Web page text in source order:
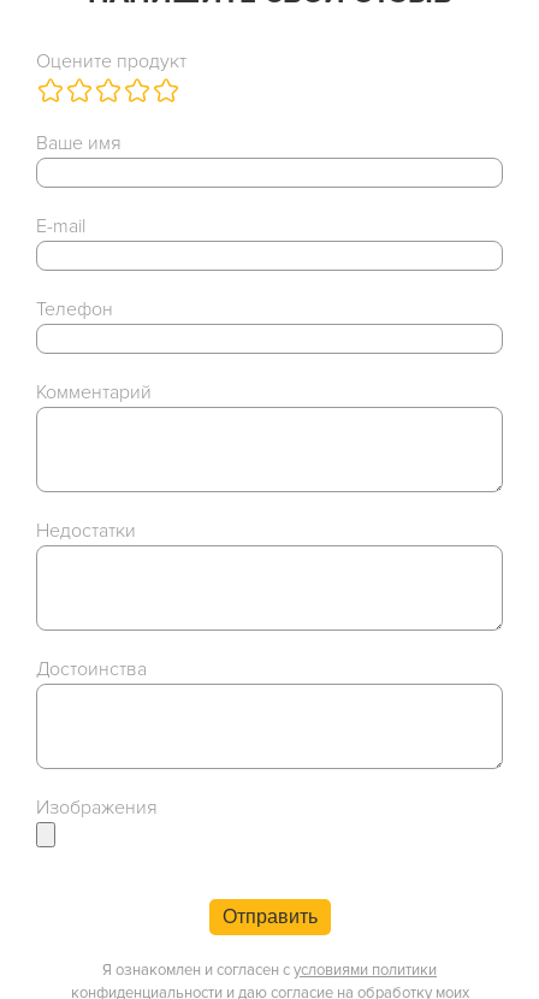
Оцените продукт
Ваше имя
E-mail
Телефон
Комментарий
Недостатки
Достоинства
Изображения
Отправить
Я ознакомлен и согласен сусловиями политики
конфиденциальности и даю согласие на обработку моих